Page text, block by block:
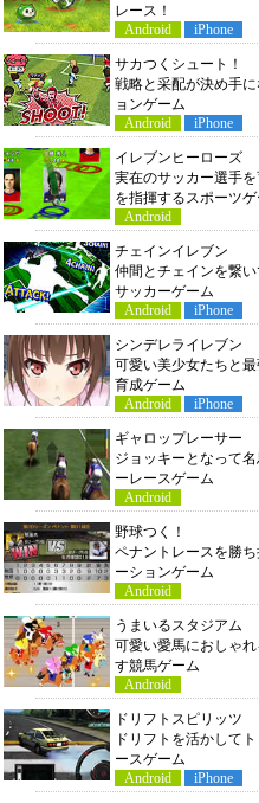
レース！
Android
iPhone
サカつくシュート！
戦略と采配が決め手
ョンゲーム
Android
iPhone
イレブンヒーローズ
実在のサッカー選手
を指揮するスポーツゲ
Android
チェインイレブン
仲間とチェインを繋
サッカーゲーム
Android
iPhone
シンデレライレブン
可愛い美少女たちと
育成ゲーム
Android
iPhone
ギャロップレーサー
ジョッキーとなって
ーレースゲーム
Android
野球つく！
ペナントレースを勝
ーションゲーム
Android
うまいるスタジアム
可愛い愛馬におしゃ
す競馬ゲーム
Android
ドリフトスピリッツ
ドリフトを活かして
ースゲーム
Android
iPhone